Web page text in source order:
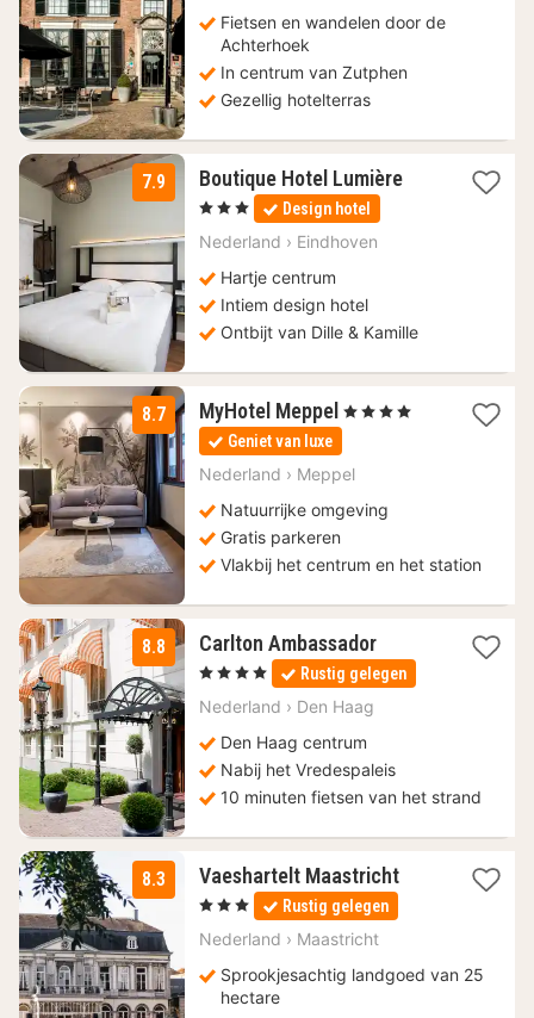
Fietsen en wandelen door de
Achterhoek
In centrum van Zutphen
Gezellig hotelterras
7.9 Boutique Hotel Lumière1
, 3 Sterren Design hotel
Nederland › Eindhoven
Hartje centrum
Intiem design hotel
Ontbijt van Dille & Kamille
8.7 MyHotel Meppel 1
nacht
vanaf
119
, 4 Sterren
Geniet van luxe
Nederland › Meppel
Natuurrijke omgeving
Gratis parkeren
Vlakbij het centrum en het station
8.8 Carlton Ambassador1
nacht
vanaf
, 4 Sterren Rustig gelegen
Nederland › Den Haag
Den Haag centrum
Nabij het Vredespaleis
10 minuten fietsen van het strand
8.3 Vaeshartelt Maastricht1
nacht
vanaf
, 3 Sterren Rustig gelegen
Nederland › Maastricht
Sprookjesachtig landgoed van 25
hectare